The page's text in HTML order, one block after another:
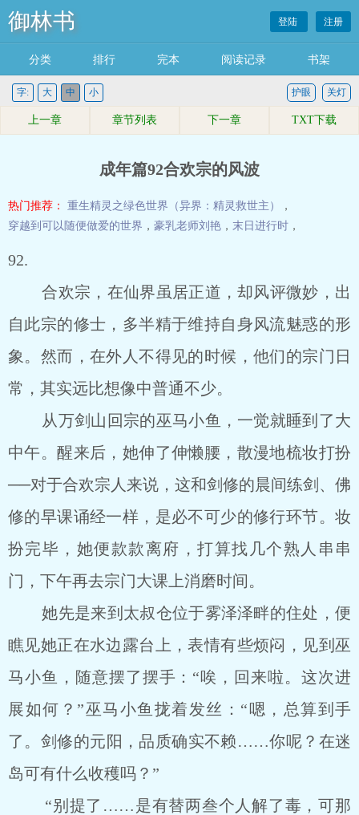
御林书 登陆 注册
分类 排行 完本 阅读记录 书架
字: 大 中 小 关灯
护眼
上一章 章节列表 下一章 TXT下载
成年篇92合欢宗的风波
热门推荐： 重生精灵之绿色世界（异界：精灵救世主）
，
穿越到可以随便做爱的世界 ， 豪乳老师刘艳 ， 末日进行时 ，
92.
合欢宗，在仙界虽居正道，却风评微妙，出
自此宗的修士，多半精于维持自身风流魅惑的形
象。然而，在外人不得见的时候，他们的宗门日
常，其实远比想像中普通不少。
从万剑山回宗的巫马小鱼，一觉就睡到了大
中午。醒来后，她伸了伸懒腰，散漫地梳妆打扮
──对于合欢宗人来说，这和剑修的晨间练剑、佛
修的早课诵经一样，是必不可少的修行环节。妆
扮完毕，她便款款离府，打算找几个熟人串串
门，下午再去宗门大课上消磨时间。
她先是来到太叔仓位于雾泽泽畔的住处，便
瞧见她正在水边露台上，表情有些烦闷，见到巫
马小鱼，随意摆了摆手：“唉，回来啦。这次进
展如何？”巫马小鱼拢着发丝：“嗯，总算到手
了。剑修的元阳，品质确实不赖……你呢？在迷
岛可有什么收穫吗？”
“别提了……是有替两叁个人解了毒，可那